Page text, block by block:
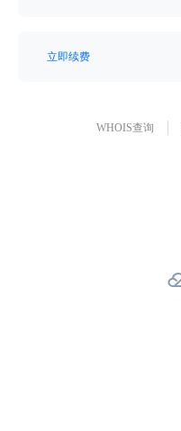
立即续费
WHOIS查询